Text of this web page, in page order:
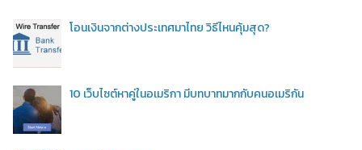
โอนเงินจากต่างประเทศมาไทย วิธีไหนคุ้มสุด?
10 เว็บไซต์หาคู่ในอเมริกา มีบทบาทมากกับคนอเมริกัน